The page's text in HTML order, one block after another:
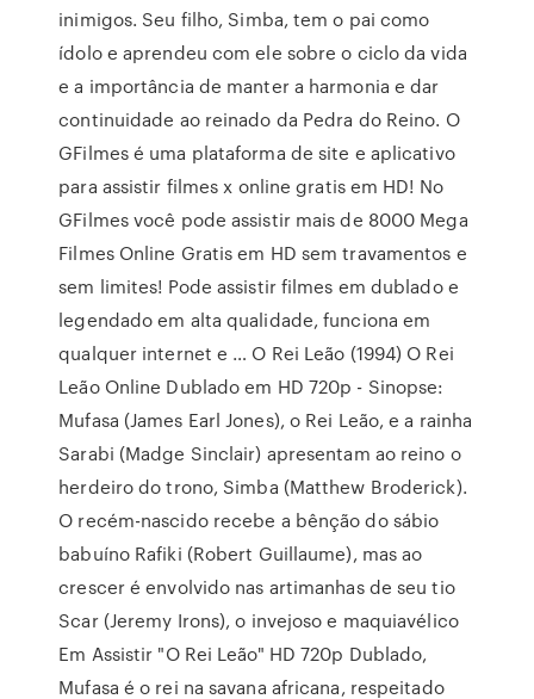
inimigos. Seu filho, Simba, tem o pai como
ídolo e aprendeu com ele sobre o ciclo da vida
e a importância de manter a harmonia e dar
continuidade ao reinado da Pedra do Reino. O
GFilmes é uma plataforma de site e aplicativo
para assistir filmes x online gratis em HD! No
GFilmes você pode assistir mais de 8000 Mega
Filmes Online Gratis em HD sem travamentos e
sem limites! Pode assistir filmes em dublado e
legendado em alta qualidade, funciona em
qualquer internet e … O Rei Leão (1994) O Rei
Leão Online Dublado em HD 720p - Sinopse:
Mufasa (James Earl Jones), o Rei Leão, e a rainha
Sarabi (Madge Sinclair) apresentam ao reino o
herdeiro do trono, Simba (Matthew Broderick).
O recém-nascido recebe a bênção do sábio
babuíno Rafiki (Robert Guillaume), mas ao
crescer é envolvido nas artimanhas de seu tio
Scar (Jeremy Irons), o invejoso e maquiavélico
Em Assistir "O Rei Leão" HD 720p Dublado,
Mufasa é o rei na savana africana, respeitado